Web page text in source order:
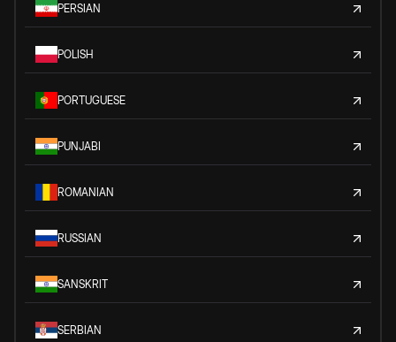
PERSIAN
POLISH
PORTUGUESE
PUNJABI
ROMANIAN
RUSSIAN
SANSKRIT
SERBIAN